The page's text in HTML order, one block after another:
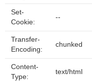
Set-
Cookie:
--
Transfer-
Encoding:
chunked
Content-
Type:
text/html